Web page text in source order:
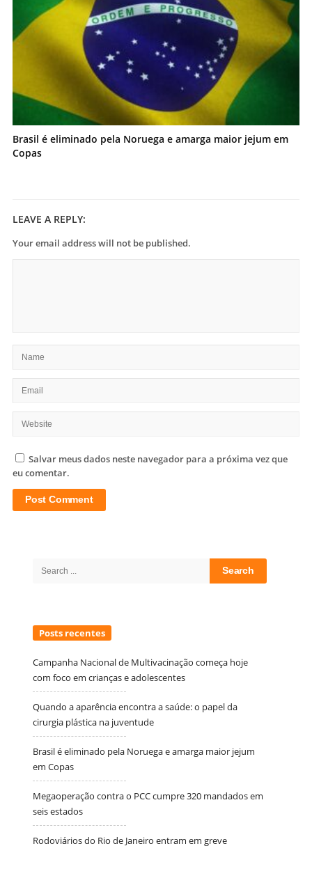
Brasil é eliminado pela Noruega e amarga maior jejum em
Copas
LEAVE A REPLY:
Your email address will not be published.
Salvar meus dados neste navegador para a próxima vez que
eu comentar.
Search
Posts recentes
Campanha Nacional de Multivacinação começa hoje
com foco em crianças e adolescentes
Quando a aparência encontra a saúde: o papel da
cirurgia plástica na juventude
Brasil é eliminado pela Noruega e amarga maior jejum
em Copas
Megaoperação contra o PCC cumpre 320 mandados em
seis estados
Rodoviários do Rio de Janeiro entram em greve